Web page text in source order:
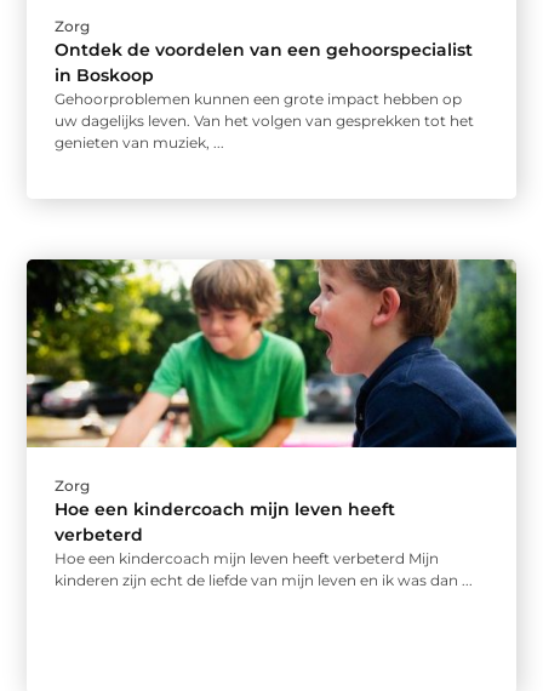
Zorg
Ontdek de voordelen van een gehoorspecialist
in Boskoop
Gehoorproblemen kunnen een grote impact hebben op
uw dagelijks leven. Van het volgen van gesprekken tot het
genieten van muziek, ...
Zorg
Hoe een kindercoach mijn leven heeft
verbeterd
Hoe een kindercoach mijn leven heeft verbeterd Mijn
kinderen zijn echt de liefde van mijn leven en ik was dan ...